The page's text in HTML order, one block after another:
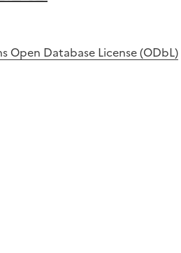
Open Database License (ODbL)